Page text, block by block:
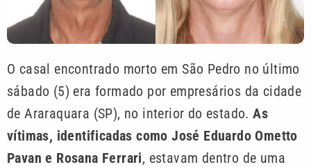
O casal encontrado morto em São Pedro no último
sábado (5) era formado por empresários da cidade
de Araraquara (SP), no interior do estado.As
vítimas, identificadas como José Eduardo Ometto
Pavan e Rosana Ferrari, estavam dentro de uma